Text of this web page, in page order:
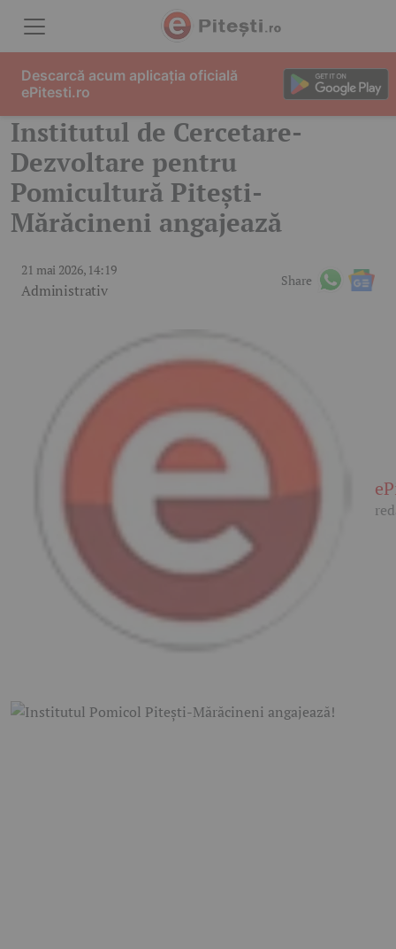
Institutul de Cercetare-
Dezvoltare pentru
Pomicultură Pitești-
Mărăcineni angajează
21 mai 2026, 14:19
Administrativ
Share
Descarcă acum aplicația oficială
ePitesti.ro